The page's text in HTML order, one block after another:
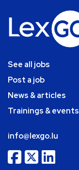
See all jobs
Post a job
News & articles
Trainings & events
info@lexgo.lu